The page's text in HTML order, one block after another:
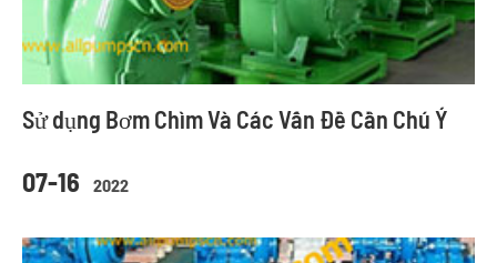
07-16 2022
Sử dụng Bơm Chìm Và Các Vấn Đề Cần Chú Ý